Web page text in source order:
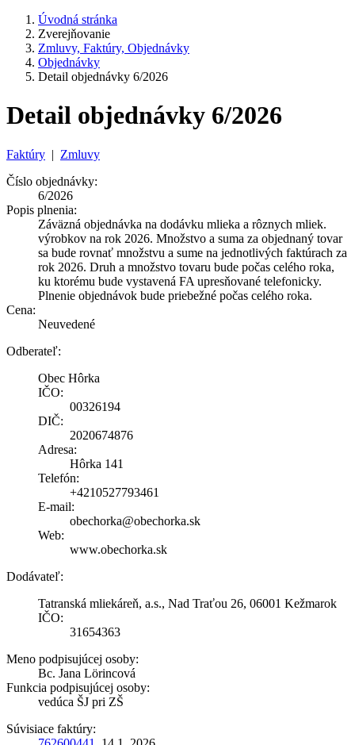
Úvodná stránka
Zverejňovanie
Zmluvy, Faktúry, Objednávky
Objednávky
Detail objednávky 6/2026
Detail objednávky 6/2026
Faktúry | Zmluvy
Číslo objednávky:
6/2026
Popis plnenia:
Záväzná objednávka na dodávku mlieka a rôznych mliek.
výrobkov na rok 2026. Množstvo a suma za objednaný tovar
sa bude rovnať množstvu a sume na jednotlivých faktúrach za
rok 2026. Druh a množstvo tovaru bude počas celého roka,
ku ktorému bude vystavená FA upresňované telefonicky.
Plnenie objednávok bude priebežné počas celého roka.
Cena:
Neuvedené
Odberateľ:
Obec Hôrka
IČO:
00326194
DIČ:
2020674876
Adresa:
Hôrka 141
Telefón:
+4210527793461
E-mail:
obechorka@obechorka.sk
Web:
www.obechorka.sk
Dodávateľ:
Tatranská mliekáreň, a.s., Nad Traťou 26, 06001 Kežmarok
IČO:
31654363
Meno podpisujúcej osoby:
Bc. Jana Lörincová
Funkcia podpisujúcej osoby:
vedúca ŠJ pri ZŠ
Súvisiace faktúry: